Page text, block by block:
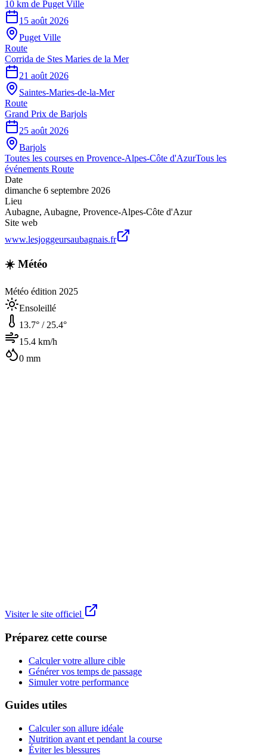
10 km de Puget Ville
15 août 2026
Puget Ville
Route
Corrida de Stes Maries de la Mer
21 août 2026
Saintes-Maries-de-la-Mer
Route
Grand Prix de Barjols
25 août 2026
Barjols
Toutes les courses en Provence-Alpes-Côte d'AzurTous les
événements Route
Date
dimanche 6 septembre 2026
Lieu
Aubagne, Aubagne, Provence-Alpes-Côte d'Azur
Site web
www.lesjoggeursaubagnais.fr
☀️ Météo
Météo édition 2025
Ensoleillé
13.7° / 25.4°
15.4 km/h
0 mm
Visiter le site officiel
Préparez cette course
Calculer votre allure cible
Générer vos temps de passage
Simuler votre performance
Guides utiles
Calculer son allure idéale
Nutrition avant et pendant la course
Éviter les blessures